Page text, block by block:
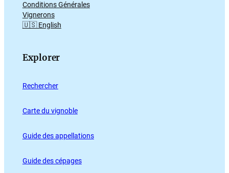
Conditions Générales
Vignerons
🇺🇸 English
Explorer
Rechercher
Carte du vignoble
Guide des appellations
Guide des cépages